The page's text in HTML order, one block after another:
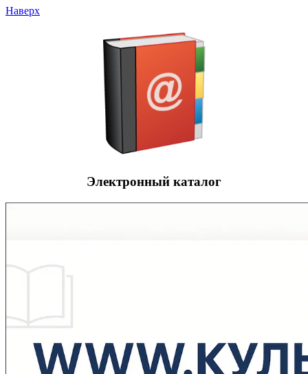
Наверх
Электронный каталог